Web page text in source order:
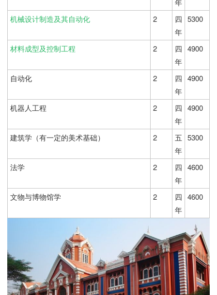
年
机械设计制造及其自动化
2
四
年
5300
材料成型及控制工程 2
四
年
4900
自动化 2
四
年
4900
机器人工程 2
四
年
4900
建筑学（有一定的美术基础） 2
五
年
5300
法学 2
四
年
4600
文物与博物馆学 2
四
年
4600